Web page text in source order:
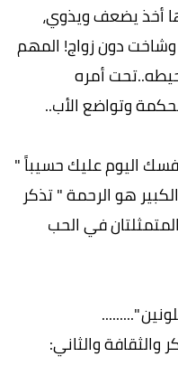
أخذ يضعف ويذوي،
وشاخت دون زواج! المهم
أمره
وتواضع الأب..
اليوم عليك حسيباً "
هو الرحمة " تذكر
في الحب
".........
والثقافة والثاني: